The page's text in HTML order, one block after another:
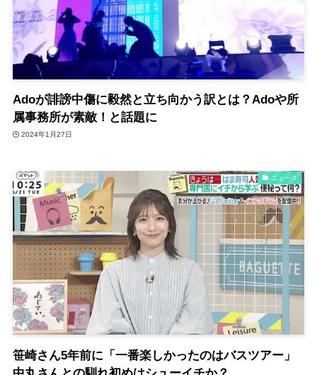
Adoが誹謗中傷に毅然と立ち向かう訳とは？Adoや所
属事務所が素敵！と話題に
2024年1月27日
ニュース
笹崎さん5年前に「一番楽しかったのはバスツアー」